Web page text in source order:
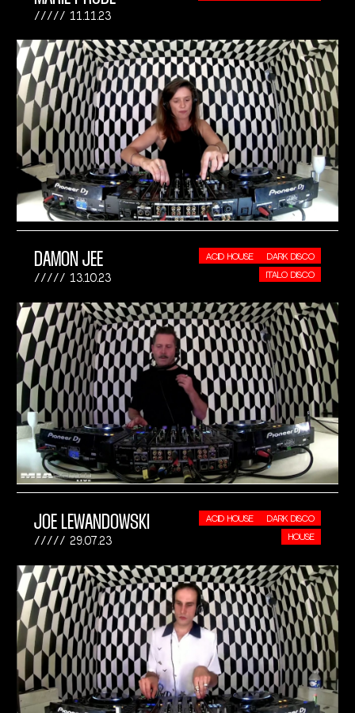
11.11.23
DAMON JEE
13.10.23
ACID HOUSE DARK DISCO
ITALO DISCO
JOE LEWANDOWSKI
29.07.23
ACID HOUSE DARK DISCO
HOUSE